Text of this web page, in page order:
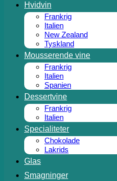
Hvidvin
Frankrig
Italien
New Zealand
Tyskland
Mousserende vine
Frankrig
Italien
Spanien
Dessertvine
Frankrig
Italien
Specialiteter
Chokolade
Lakrids
Glas
Smagninger